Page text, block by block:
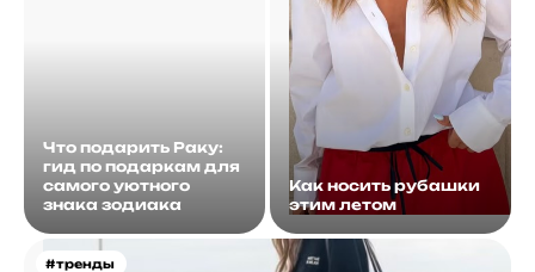
Что подарить Раку:
гид по подаркам для
самого уютного
знака зодиака
Как носить рубашки
этим летом
#тренды